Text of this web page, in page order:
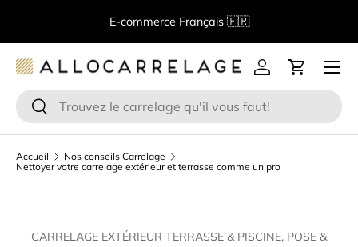
Aller au contenu
Spécialiste de la vente en
ligne de carrelage
Recherche
Rechercher
Se connecter
Panier
Menu
Accueil
Nos conseils Carrelage
Nettoyer votre carrelage extérieur et terrasse comme un pro
CARRELAGE EXTÉRIEUR TERRASSE & PISCINE, POSE &